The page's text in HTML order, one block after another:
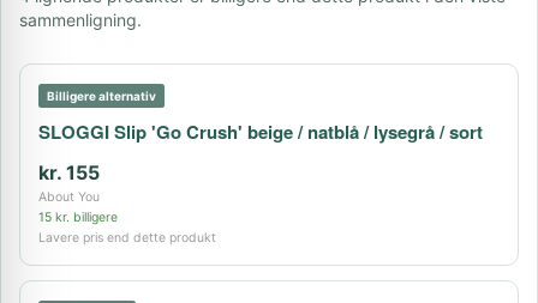
sammenligning.
Billigere alternativ
SLOGGI Slip 'Go Crush' beige / natblå / lysegrå / sort
kr. 155
About You
15 kr. billigere
Lavere pris end dette produkt